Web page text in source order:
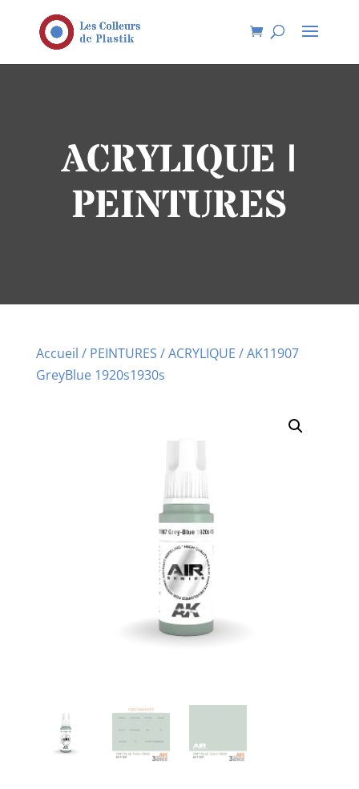
ACRYLIQUE |
PEINTURES
Accueil / PEINTURES /ACRYLIQUE / AK11907
GreyBlue 1920s1930s